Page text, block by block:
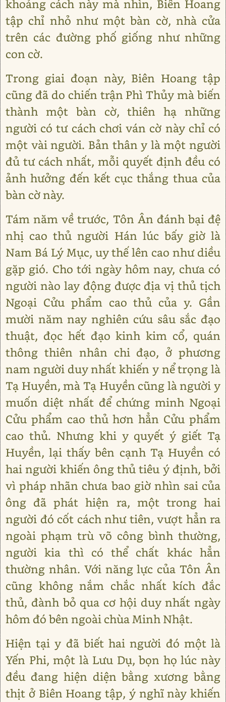
khoảng cách này mà nhìn, Biên Hoang
tập chỉ nhỏ như một bàn cờ, nhà cửa
trên các đường phố giống như những
con cờ.
Trong giai đoạn này, Biên Hoang tập
cũng đã do chiến trận Phì Thủy mà biến
thành một bàn cờ, thiên hạ những
người có tư cách chơi ván cờ này chỉ có
một vài người. Bản thân y là một người
đủ tư cách nhất, mỗi quyết định đều có
ảnh hưởng đến kết cục thắng thua của
bàn cờ này.
Tám năm về trước, Tôn Ân đánh bại đệ
nhị cao thủ người Hán lúc bấy giờ là
Nam Bá Lý Mục, uy thế lên cao như diều
gặp gió. Cho tới ngày hôm nay, chưa có
người nào lay động được địa vị thủ tịch
Ngoại Cửu phẩm cao thủ của y. Gần
mười năm nay nghiên cứu sâu sắc đạo
thuật, đọc hết đạo kinh kim cổ, quán
thông thiên nhân chi đạo, ở phương
nam người duy nhất khiến y nể trọng là
Tạ Huyền, mà Tạ Huyền cũng là người y
muốn diệt nhất để chứng minh Ngoại
Cửu phẩm cao thủ hơn hẳn Cửu phẩm
cao thủ. Nhưng khi y quyết ý giết Tạ
Huyền, lại thấy bên cạnh Tạ Huyền có
hai người khiến ông thủ tiêu ý định, bởi
vì pháp nhãn chưa bao giờ nhìn sai của
ông đã phát hiện ra, một trong hai
người đó cốt cách như tiên, vượt hẳn ra
ngoài phạm trù võ công bình thường,
người kia thì có thể chất khác hẳn
thường nhân. Với năng lực của Tôn Ân
cũng không nắm chắc nhất kích đắc
thủ, đành bỏ qua cơ hội duy nhất ngày
hôm đó bên ngoài chùa Minh Nhật.
Hiện tại y đã biết hai người đó một là
Yến Phi, một là Lưu Dụ, bọn họ lúc này
đều đang hiện diện bằng xương bằng
thịt ở Biên Hoang tập, ý nghĩ này khiến